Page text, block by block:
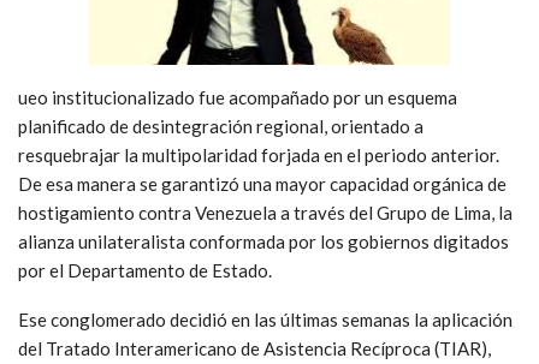
ueo institucionalizado fue acompañado por un esquema
planificado de desintegración regional, orientado a
resquebrajar la multipolaridad forjada en el periodo anterior.
De esa manera se garantizó una mayor capacidad orgánica de
hostigamiento contra Venezuela a través del Grupo de Lima, la
alianza unilateralista conformada por los gobiernos digitados
por el Departamento de Estado.
Ese conglomerado decidió en las últimas semanas la aplicación
del Tratado Interamericano de Asistencia Recíproca (TIAR),